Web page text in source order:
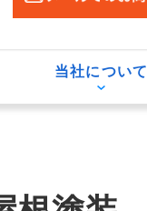
当社について